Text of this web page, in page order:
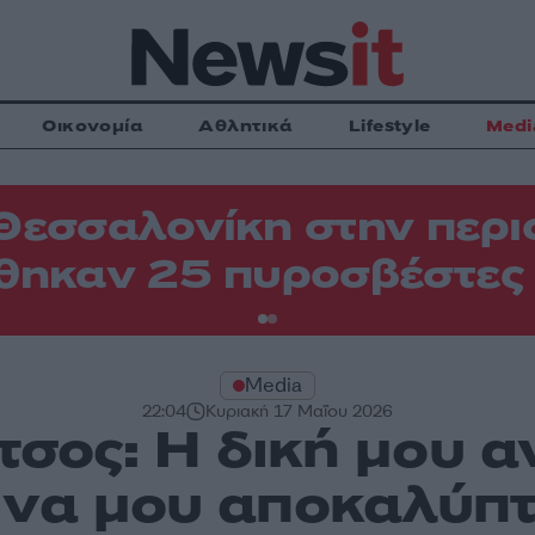
Οικονομία Αθλητικά Lifestyle
στην
25 πυροσβέστες
Media
22:04 Κυριακή 17 Μαΐου 2026
Η δική μου
να μου